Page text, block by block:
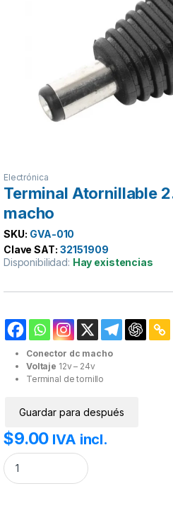
Electrónica
Terminal Atornillable
macho
SKU: GVA-010
Clave SAT: 32151909
Disponibilidad: Hay existencias
Conector dc macho
Voltaje 12v – 24v
Terminal de tornillo
Guardar para después
$9.00 IVA incl.
Terminal Atornillable 2.1mm conector